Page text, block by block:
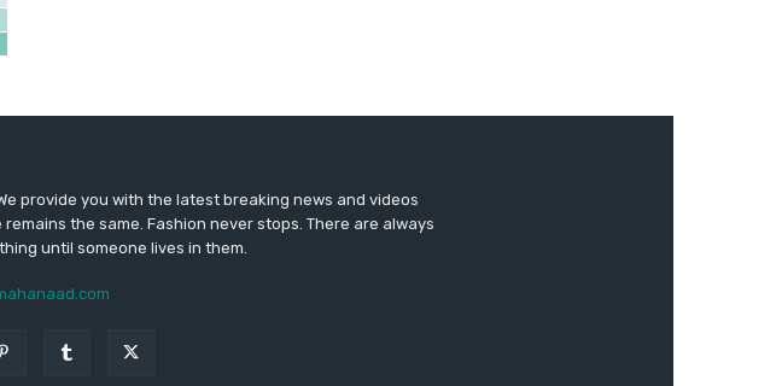
provide you with the latest breaking news and videos
the same. Fashion never stops. There are always
until someone lives in them.